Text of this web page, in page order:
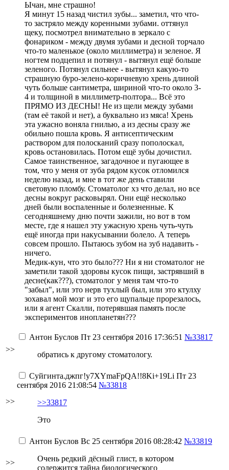
Ычан, мне страшно!
Я минут 15 назад чистил зубы... заметил, что что-
то застряло между коренными зубами. оттянул
щеку, посмотрел внимательно в зеркало с
фонариком - между двумя зубами и десной торчало
что-то маленькое (около миллиметра) и зеленое. Я
ногтем подцепил и потянул - вытянул ещё больше
зеленого. Потянул сильнее - вытянул какую-то
страшную буро-зелено-коричневую хрень длиной
чуть больше сантиметра, шириной что-то около 3-
4 и толщиной в миллиметр-полтора... Всё это
ПРЯМО ИЗ ДЕСНЫ! Не из щели между зубами
(там её такой и нет), а буквально из мяса! Хрень
эта ужасно воняла гнилью, а из десны сразу же
обильно пошла кровь. Я антисептическим
раствором для полосканий сразу пополоскал,
кровь остановилась. Потом ещё зубы дочистил.
Самое таинственное, загадочное и пугающее в
том, что у меня от зуба рядом кусок отломился
неделю назад, и мне в тот же день ставили
световую пломбу. Стоматолог хз что делал, но все
десны вокруг расковырял. Они ещё несколько
дней были воспаленные и болезненные. К
сегодняшнему дню почти зажили, но вот в том
месте, где я нашел эту ужасную хрень чуть-чуть
ещё иногда при накусывании болело. А теперь
совсем прошло. Пытаюсь зубом на зуб надавить -
ничего.
Медик-кун, что это было??? Ни я ни стоматолог не
заметили такой здоровы кусок пищи, застрявший в
десне(как???), стоматолог у меня там что-то
"забыл", или это нерв тухлый был, или это ктулху
зохавал мой мозг и это его щупальце прорезалось,
или я агент Скалли, потерявшая память после
экспериментов инопланетян???
>>
Антон Буслов Пт 23 сентября 2016 17:36:51 №33817
обратись к другому стоматологу.
>>
Суйгинта.джпг!y7XYmaFpQA!!8Ki+19Li Пт 23
сентября 2016 21:08:54 №33818
>>33817
Это
>>
Антон Буслов Вс 25 сентября 2016 08:28:42 №33819
Очень редкий дёсный глист, в котором
содержится тайна биологического